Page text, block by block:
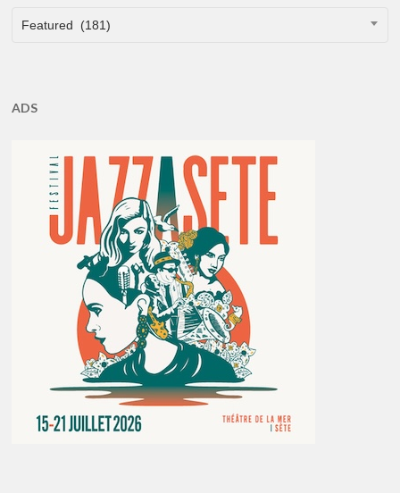
CATEGORIES
Featured (181)
ADS